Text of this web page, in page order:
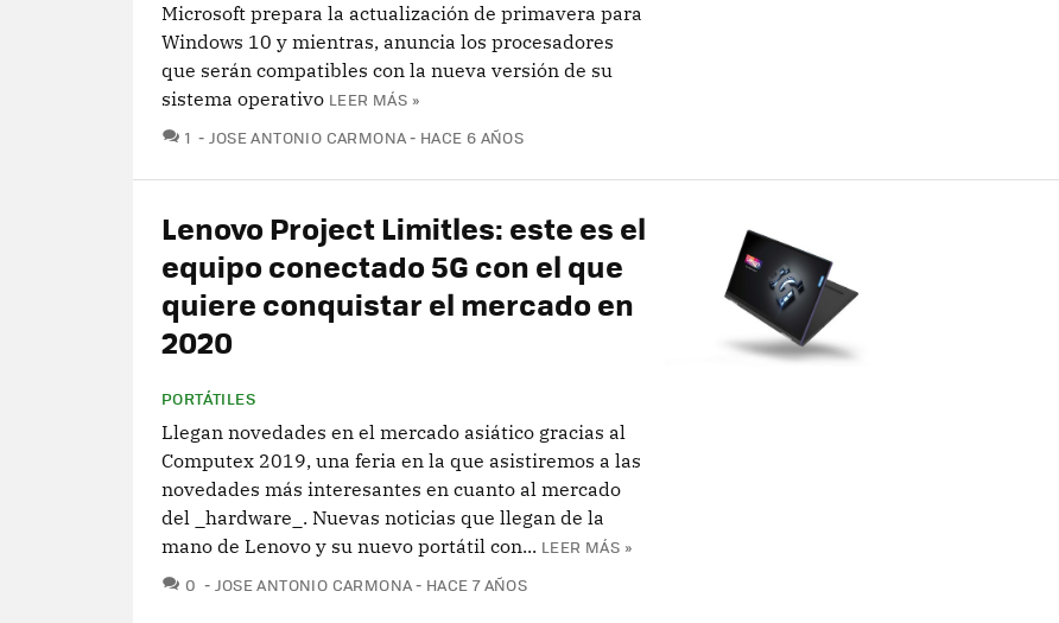
Microsoft prepara la actualización de primavera para
Windows 10 y mientras, anuncia los procesadores
que serán compatibles con la nueva versión de su
sistema operativo LEER MÁS »
1 COMENTARIOS
JOSE ANTONIO CARMONA HACE 6 AÑOS
Lenovo Project Limitles: este es el
equipo conectado 5G con el que
quiere conquistar el mercado en
2020
PORTÁTILES
Llegan novedades en el mercado asiático gracias al
Computex 2019, una feria en la que asistiremos a las
novedades más interesantes en cuanto al mercado
del _hardware_. Nuevas noticias que llegan de la
mano de Lenovo y su nuevo portátil con... LEER MÁS »
0 COMENTARIOS
JOSE ANTONIO CARMONA HACE 7 AÑOS